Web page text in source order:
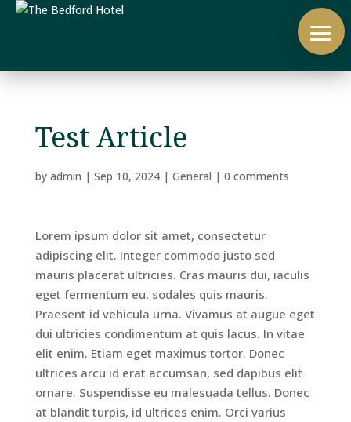
Test Article
by admin | Sep 10, 2024| General | 0 comments
Lorem ipsum dolor sit amet, consectetur
adipiscing elit. Integer commodo justo sed
mauris placerat ultricies. Cras mauris dui, iaculis
eget fermentum eu, sodales quis mauris.
Praesent id vehicula urna. Vivamus at augue eget
dui ultricies condimentum at quis lacus. In vitae
elit enim. Etiam eget maximus tortor. Donec
ultrices arcu id erat accumsan, sed dapibus elit
ornare. Suspendisse eu malesuada tellus. Donec
at blandit turpis, id ultrices enim. Orci varius